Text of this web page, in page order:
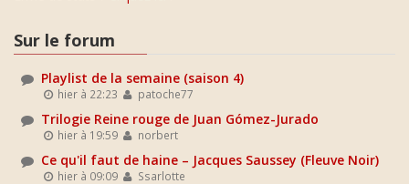
Sur le forum
Playlist de la semaine (saison 4)
hier à 22:23 patoche77
Trilogie Reine rouge de Juan Gómez-Jurado
hier à 19:59 norbert
Ce qu'il faut de haine – Jacques Saussey (Fleuve Noir)
hier à 09:09 Ssarlotte